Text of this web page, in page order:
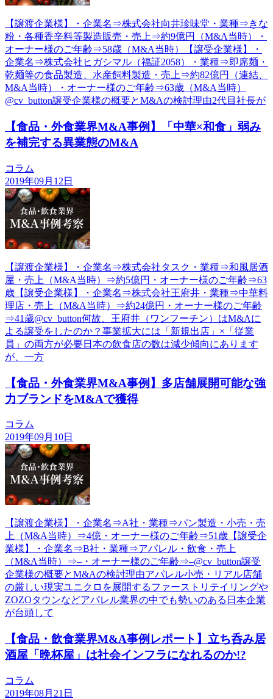
【譲渡企業様】・企業名⇒株式会社向井珍味堂・業種⇒きな
粉・各種香辛料等製造販売・売上⇒約9億円（M&A当時）・
オーナー様のご年齢⇒58歳（M&A当時）【譲受企業様】・
企業名⇒株式会社ヒガシマル（福証2058）・業種⇒即席麺・
乾麺等の食品製造、水産飼料製造・売上⇒約82億円（連結、
M&A当時）・オーナー様のご年齢⇒63歳（M&A当時）
@cv_button譲受企業様の概要とM&Aの検討理由2代目社長が
【食品・外食業界M&A事例】「中華×和食」弱み
を補完する異業態のM&A
コラム
2019年09月12日
【譲渡企業様】・企業名⇒株式会社タスク・業種⇒和風居酒
屋・売上（M&A当時）⇒約5億円・オーナー様のご年齢⇒63
歳【譲受企業様】・企業名⇒株式会社王府井・業種⇒中華料
理店・売上（M&A当時）⇒約24億円・オーナー様のご年齢
⇒41歳@cv_button何故、王府井（ワンフーチン）はM&Aに
よる譲受をしたのか？事業拡大には「新規出店」×「従業
員」の両方が必要日本の飲食店の数は減少傾向にあります
が、一方
【食品・外食業界M&A事例】多店舗展開可能な強
力ブランドをM&Aで獲得
コラム
2019年09月10日
【譲渡企業様】・企業名⇒A社・業種⇒パン製造・小売・売
上（M&A当時）⇒4億・オーナー様のご年齢⇒51歳【譲受企
業様】・企業名⇒B社・業種⇒アパレル・飲食・売上
（M&A当時）⇒–・オーナー様のご年齢⇒–@cv_button譲受
企業様の概要とM&Aの検討理由アパレル小売・リアル店舗
の厳しい現実ユニクロを展開するファーストリテイリングや
ZOZOタウンなどアパレル業界の中でも勢いのある日本企業
が台頭して
【食品・飲食業界M&A事例レポート】立ち呑み居
酒屋「晩杯屋」は社会インフラになれるのか!?
コラム
2019年08月21日